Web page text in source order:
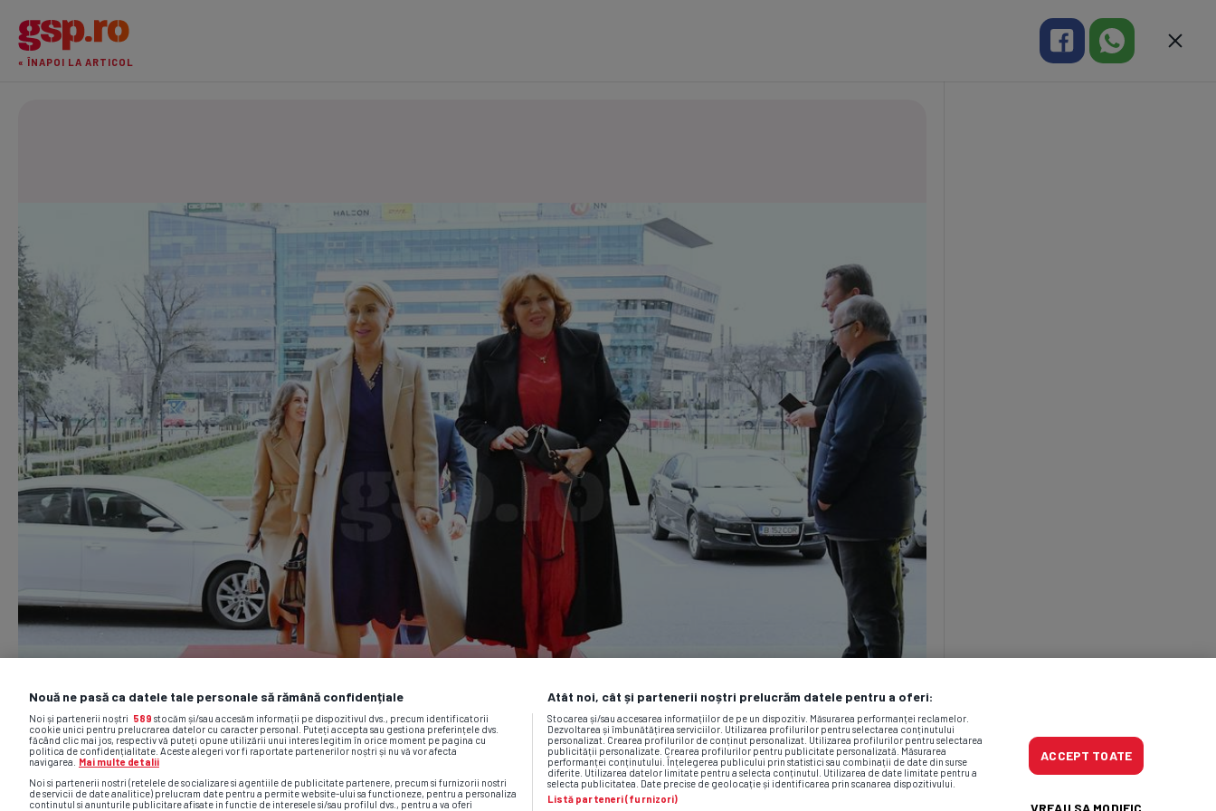
« ÎNAPOI LA ARTICOL
Nouă ne pasă ca datele tale personale să rămână confidențiale
Noi și partenerii noștri 589 stocăm și/sau accesăm informații pe dispozitivul dvs., precum identificatorii
cookie unici pentru prelucrarea datelor cu caracter personal. Puteți accepta sau gestiona preferințele dvs.
făcând clic mai jos, respectiv vă puteți opune utilizării unui interes legitim în orice moment pe pagina cu
politica de confidențialitate. Aceste alegeri vor fi raportate partenerilor noștri și nu vă vor afecta
navigarea.
Mai multe detalii
Noi si partenerii nostri (retelele de socializare si agentiile de publicitate partenere, precum si furnizorii nostri
de servicii de date analitice) prelucram date pentru a permite website-ului sa functioneze, pentru a personaliza
continutul si anunturile publicitare afisate in functie de interesele si/sau profilul dvs., pentru a va oferi
Atât noi, cât și partenerii noștri prelucrăm datele pentru a oferi:
Stocarea și/sau accesarea informațiilor de pe un dispozitiv. Măsurarea performanței reclamelor.
Dezvoltarea și îmbunătățirea serviciilor. Utilizarea profilurilor pentru selectarea conținutului
personalizat. Crearea profilurilor de conținut personalizat. Utilizarea profilurilor pentru selectarea
publicității personalizate. Crearea profilurilor pentru publicitate personalizată. Măsurarea
performanței conținutului. Înțelegerea publicului prin statistici sau combinații de date din surse
diferite. Utilizarea datelor limitate pentru a selecta conținutul. Utilizarea de date limitate pentru a
selecta publicitatea. Date precise de geolocație și identificarea prin scanarea dispozitivului.
Listă parteneri (furnizori)
ACCEPT TOATE
VREAU SA MODIFIC